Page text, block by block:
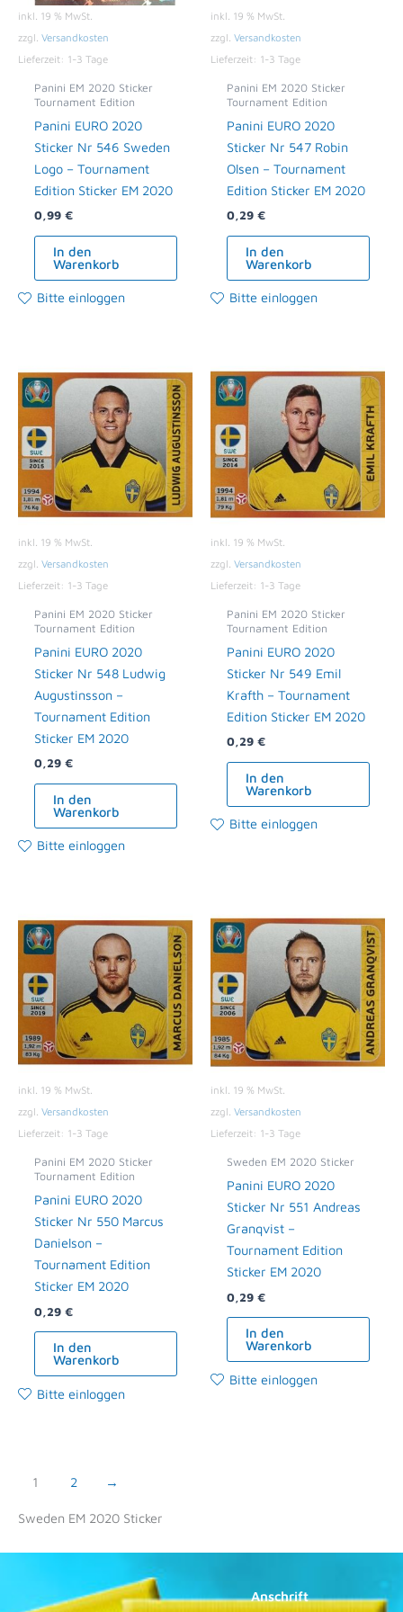
inkl. 19 % MwSt.
zzgl. Versandkosten
Lieferzeit: 1-3 Tage
Panini EM 2020 Sticker
Tournament Edition
Panini EURO 2020
Sticker Nr 546 Sweden
Logo – Tournament
Edition Sticker EM 2020
0,99 €
In den
Warenkorb
Bitte einloggen
inkl. 19 % MwSt.
zzgl. Versandkosten
Lieferzeit: 1-3 Tage
Panini EM 2020 Sticker
Tournament Edition
Panini EURO 2020
Sticker Nr 547 Robin
Olsen – Tournament
Edition Sticker EM 2020
0,29 €
In den
Warenkorb
Bitte einloggen
inkl. 19 % MwSt.
zzgl. Versandkosten
Lieferzeit: 1-3 Tage
Panini EM 2020 Sticker
Tournament Edition
Panini EURO 2020
Sticker Nr 548 Ludwig
Augustinsson –
Tournament Edition
Sticker EM 2020
0,29 €
In den
Warenkorb
Bitte einloggen
inkl. 19 % MwSt.
zzgl. Versandkosten
Lieferzeit: 1-3 Tage
Panini EM 2020 Sticker
Tournament Edition
Panini EURO 2020
Sticker Nr 549 Emil
Krafth – Tournament
Edition Sticker EM 2020
0,29 €
In den
Warenkorb
Bitte einloggen
inkl. 19 % MwSt.
zzgl. Versandkosten
Lieferzeit: 1-3 Tage
Panini EM 2020 Sticker
Tournament Edition
Panini EURO 2020
Sticker Nr 550 Marcus
Danielson –
Tournament Edition
Sticker EM 2020
0,29 €
In den
Warenkorb
Bitte einloggen
inkl. 19 % MwSt.
zzgl. Versandkosten
Lieferzeit: 1-3 Tage
Sweden EM 2020 Sticker
Panini EURO 2020
Sticker Nr 551 Andreas
Granqvist –
Tournament Edition
Sticker EM 2020
0,29 €
In den
Warenkorb
Bitte einloggen
1 2 →
Sweden EM 2020 Sticker
Anschrift